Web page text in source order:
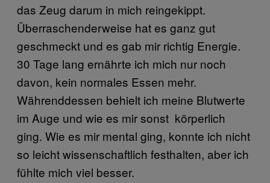
das Zeug darum in mich reingekippt.
Überraschenderweise hat es ganz gut
geschmeckt und es gab mir richtig Energie.
30 Tage lang ernährte ich mich nur noch
davon, kein normales Essen mehr.
Währenddessen behielt ich meine Blutwerte
im Auge und wie es mir sonst körperlich
ging. Wie es mir mental ging, konnte ich nicht
so leicht wissenschaftlich festhalten, aber ich
fühlte mich viel besser.